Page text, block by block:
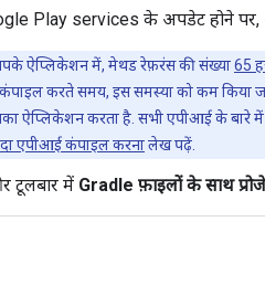
Play services के अपडेट होने पर,
ऐप्लिकेशन में, मेथड रेफ़रंस की संख्या65
करते समय, इस समस्या को कम किया
ऐप्लिकेशन करता है. सभी एपीआई के बारे
एपीआई कंपाइल करनालेख पढ़ें.
टूलबार में Gradle फ़ाइलों के साथ